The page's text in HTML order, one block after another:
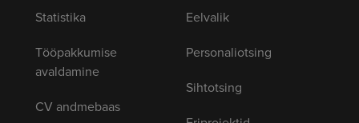
Statistika
Tööpakkumise
avaldamine
CV andmebaas
Eelvalik
Personaliotsing
Sihtotsing